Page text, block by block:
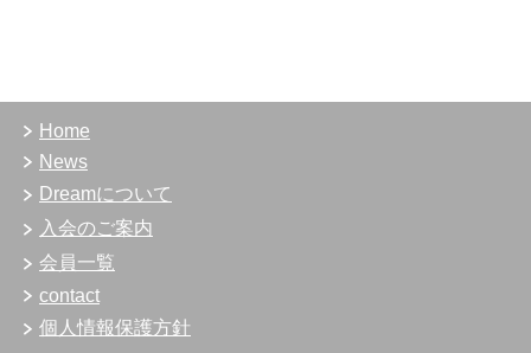
Home
News
Dreamについて
入会のご案内
会員一覧
contact
個人情報保護方針